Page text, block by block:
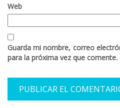
Web
Guarda mi nombre, correo
para la próxima vez que comente.